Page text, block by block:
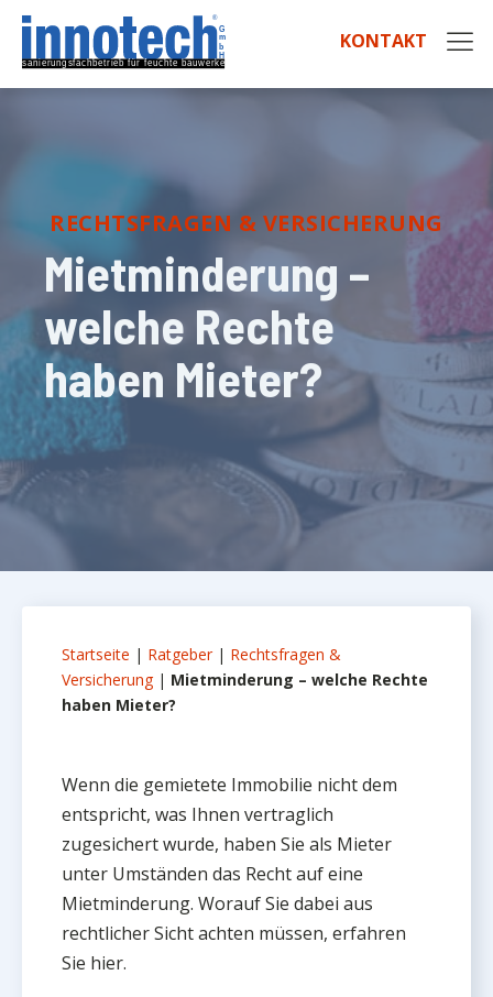
KONTAKT
RECHTSFRAGEN & VERSICHERUNG
Mietminderung –
welche Rechte
haben Mieter?
Startseite | Ratgeber| Rechtsfragen &
Versicherung| Mietminderung – welche Rechte
haben Mieter?
Wenn die gemietete Immobilie nicht dem
entspricht, was Ihnen vertraglich
zugesichert wurde, haben Sie als Mieter
unter Umständen das Recht auf eine
Mietminderung. Worauf Sie dabei aus
rechtlicher Sicht achten müssen, erfahren
Sie hier.